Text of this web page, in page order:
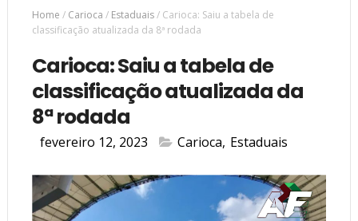
Home / Carioca / Estaduais/ Carioca: Saiu a tabela de
classificação atualizada da 8ª rodada
Carioca: Saiu a tabela de
classificação atualizada da
8ª rodada
fevereiro 12, 2023 Carioca, Estaduais